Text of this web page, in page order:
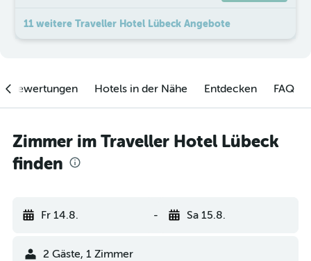
11 weitere Traveller Hotel Lübeck Angebote
Hotels in der Nähe Entdecken FAQ
Zimmer im Traveller Hotel Lübeck
finden
Fr 14.8. - Sa 15.8.
2 Gäste, 1 Zimmer